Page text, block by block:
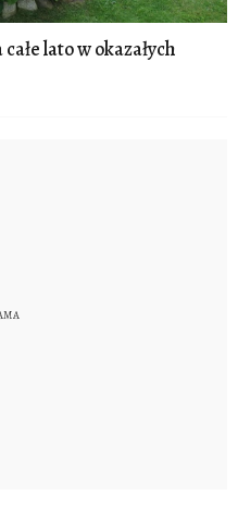
lato w okazałych